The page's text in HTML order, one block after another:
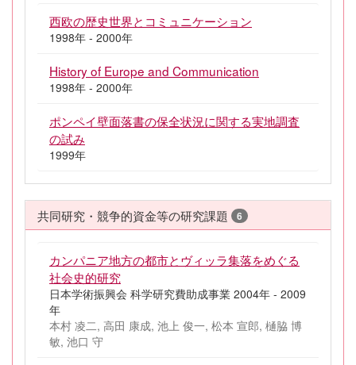
西欧の歴史世界とコミュニケーション
1998年 - 2000年
History of Europe and Communication
1998年 - 2000年
ポンペイ壁面落書の保全状況に関する実地調査
の試み
1999年
共同研究・競争的資金等の研究課題 6
カンパニア地方の都市とヴィッラ集落をめぐる
社会史的研究
日本学術振興会 科学研究費助成事業 2004年 - 2009
年
本村 凌二, 高田 康成, 池上 俊一, 松本 宣郎, 樋脇 博
敏, 池口 守